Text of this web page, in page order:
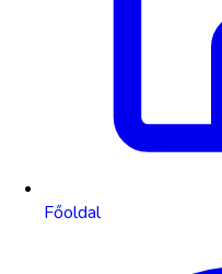
Főoldal